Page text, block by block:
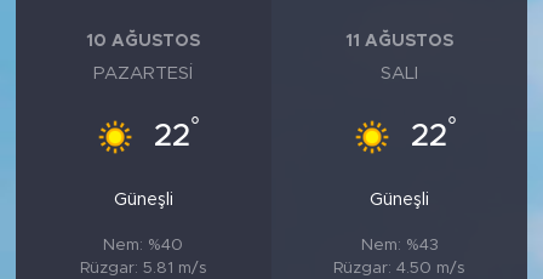
10 AĞUSTOS
PAZARTESI
22°
Güneşli
Nem: %40
Rüzgar: 5.81 m/s
11 AĞUSTOS
SALI
22°
Güneşli
Nem: %43
Rüzgar: 4.50 m/s
SOSYAL MEDYA